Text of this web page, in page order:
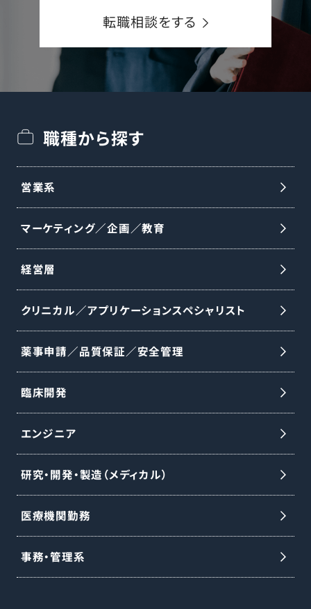
転職相談をする
職種から探す
営業系
マーケティング／企画／教育
経営層
クリニカル／アプリケーションスペシャリスト
薬事申請／品質保証／安全管理
臨床開発
エンジニア
研究・開発・製造（メディカル）
医療機関勤務
事務・管理系